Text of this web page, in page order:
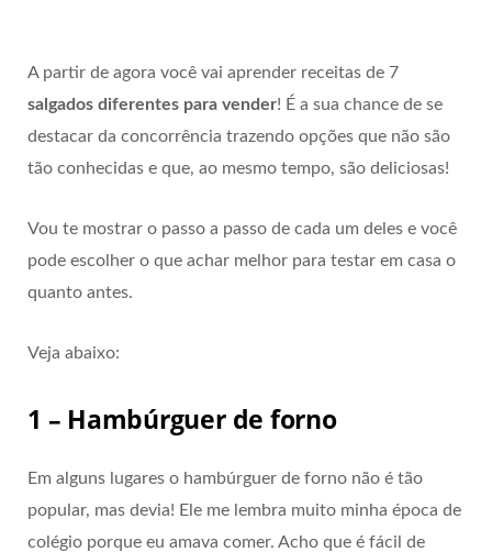
A partir de agora você vai aprender receitas de 7
salgados diferentes para vender! É a sua chance de se
destacar da concorrência trazendo opções que não são
tão conhecidas e que, ao mesmo tempo, são deliciosas!
Vou te mostrar o passo a passo de cada um deles e você
pode escolher o que achar melhor para testar em casa o
quanto antes.
Veja abaixo:
1 – Hambúrguer de forno
Em alguns lugares o hambúrguer de forno não é tão
popular, mas devia! Ele me lembra muito minha época de
colégio porque eu amava comer. Acho que é fácil de